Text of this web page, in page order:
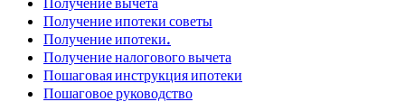
Получение ипотеки советы
Получение ипотеки.
Получение налогового вычета
Пошаговая инструкция ипотеки
Пошаговое руководство